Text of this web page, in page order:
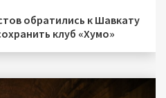
обратились к Шавкату
клуб «Хумо»